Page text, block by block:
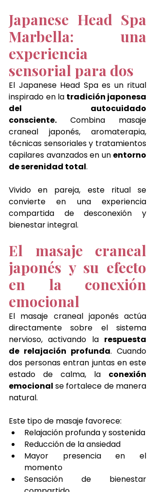
Japanese Head Spa
Marbella: una
experiencia
sensorial para dos
El Japanese Head Spa es un ritual
inspirado en la tradición japonesa
del autocuidado
consciente. Combina masaje
craneal japonés, aromaterapia,
técnicas sensoriales y tratamientos
capilares avanzados en un entorno
de serenidad total.
Vivido en pareja, este ritual se
convierte en una experiencia
compartida de desconexión y
bienestar integral.
El masaje craneal
japonés y su efecto
en la conexión
emocional
El masaje craneal japonés actúa
directamente sobre el sistema
nervioso, activando la respuesta
de relajación profunda. Cuando
dos personas entran juntas en este
estado de calma, la conexión
emocional se fortalece de manera
natural.
Este tipo de masaje favorece:
Relajación profunda y sostenida
Reducción de la ansiedad
Mayor presencia en el
momento
Sensación de bienestar